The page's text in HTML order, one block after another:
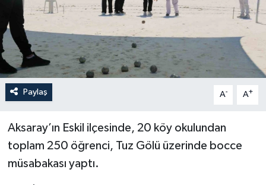
Paylaş A- A+
Aksaray’ın Eskil ilçesinde, 20 köy okulundan
toplam 250 öğrenci, Tuz Gölü üzerinde bocce
müsabakası yaptı.
SİYASET
GÜNCEL
SPOR
YAŞAM
Yerel